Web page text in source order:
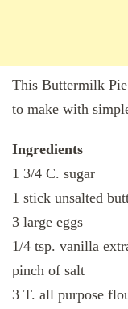
This Buttermilk Pie
to make with
Ingredients
1 3/4 C. sugar
1 stick unsalted
3 large eggs
1/4 tsp. vanilla
pinch of salt
3 T. all purpose